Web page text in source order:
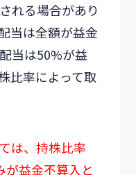
れる場合があり
当は全額が益金
当は50%が益
比率によって取
は、持株比率
益金不算入と